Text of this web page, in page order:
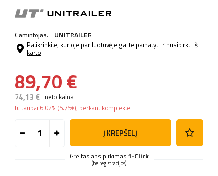
Gamintojas: UNITRAILER
Patikrinkite, kurioje parduotuvėje galite pamatyti ir nusipirkti iš
karto
89,70 €
74,13 € neto kaina
tu taupai 6.02% (5.75€), perkant komplekte.
Į KREPŠELĮ
Greitas apsipirkimas 1-Click
(be registracijos)